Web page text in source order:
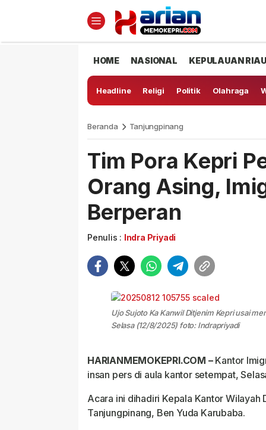
HOME NASIONAL KEPULAUAN RIAU
Headline Religi Politik Olahraga
Beranda Tanjungpinang
Tim Pora Kepri
Orang Asing,
Berperan
Penulis : Indra Priyadi
Ujo Sujoto Ka Kanwil Ditjenim Kepri usai
Selasa (12/8/2025) foto: Indrapriyadi
HARIANMEMOKEPRI.COM –Kantor
insan pers di aula kantor setempat,
Acara ini dihadiri Kepala Kantor Wilayah
Tanjungpinang, Ben Yuda Karubaba.